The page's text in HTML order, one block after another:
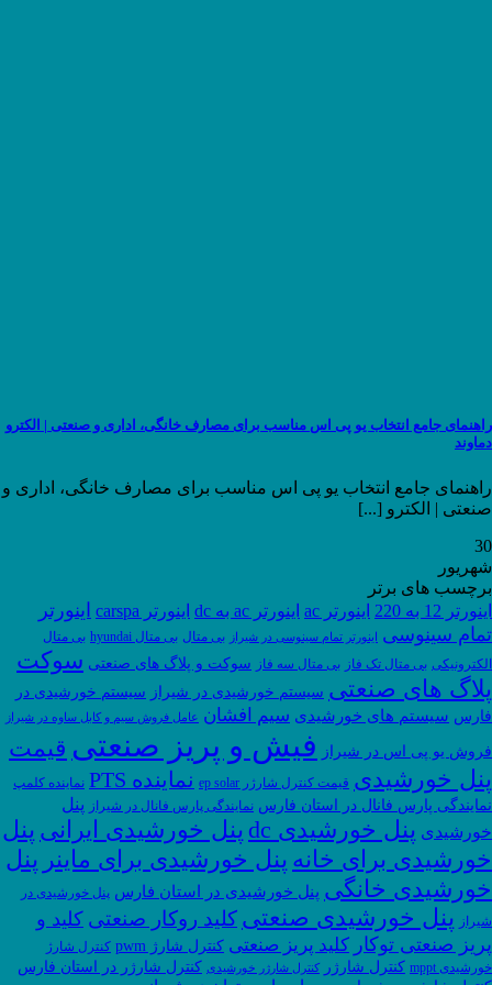
راهنمای جامع انتخاب یو پی اس مناسب برای مصارف خانگی، اداری و صنعتی | الکترو
دماوند
راهنمای جامع انتخاب یو پی اس مناسب برای مصارف خانگی، اداری و
صنعتی | الکترو [...]
30
شهریور
برچسب های برتر
اینورتر 12 به 220
اینورتر ac اینورتر ac به dc اینورتر carspa
اینورتر
تمام سینوسی
اینورتر تمام سینوسی در شیراز بی متال بی متال hyundai
بی متال
الکترونیکی بی متال تک فاز بی متال سه فاز سوکت و پلاگ های صنعتی سوکت
پلاگ های صنعتی سیستم خورشیدی در شیراز سیستم خورشیدی در
فارس سیستم های خورشیدی سیم افشان عامل فروش سیم و کابل ساوه در شیراز
فروش یو پی اس در شیراز فیش و پریز صنعتی قیمت
پنل خورشیدی قیمت کنترل شارژر ep solar نماینده PTS نماینده کلمپ
نمایندگی پارس فانال در استان فارس نمایندگی پارس فانال در شیراز پنل
خورشیدی پنل خورشیدی dc پنل خورشیدی ایرانی پنل
خورشیدی برای خانه پنل خورشیدی برای ماینر پنل
خورشیدی خانگی پنل خورشیدی در استان فارس پنل خورشیدی در
شیراز پنل خورشیدی صنعتی کلید روکار صنعتی کلید و
پریز صنعتی توکار کلید پریز صنعتی کنترل شارژ pwm
کنترل شارژ
خورشیدی mppt
کنترل شارژر کنترل شارژر خورشیدی کنترل شارژر در استان فارس